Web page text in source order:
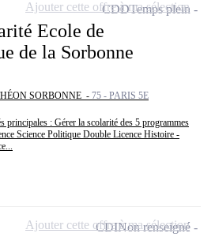
Ecole de
de la Sorbonne
SORBONNE - 75 - PARIS 5E
: Gérer la scolarité des 5 programmes
Science Politique Double Licence Histoire -
CDDTemps plein
Ajouter cette offre à ma sélection
CDINon renseigné
Ajouter cette offre à ma sélection